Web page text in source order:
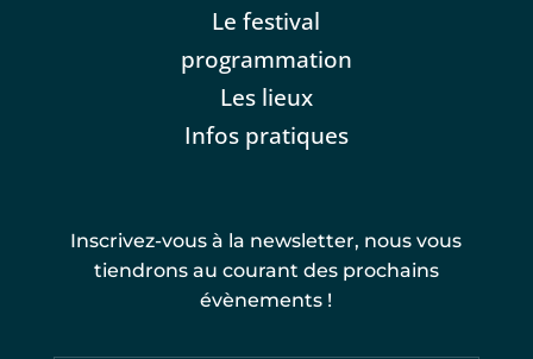
Le festival
programmation
Les lieux
Infos pratiques
Inscrivez-vous à la newsletter, nous vous
tiendrons au courant des prochains
évènements !